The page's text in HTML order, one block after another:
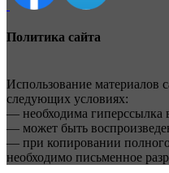
Политика сайта
Использование материалов
следующих условиях:
— необходима гиперссылка
— может быть
— при копировании полного
необходимо письменное